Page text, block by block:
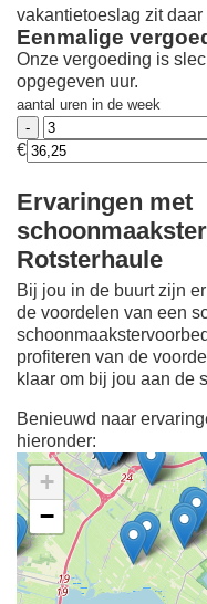
vakantietoeslag zit
Eenmalige
Onze vergoeding is
opgegeven uur.
aantal uren in de week
€
Ervaringen met
Rotsterhaule
Bij jou in de buurt zijn er
de voordelen van een
profiteren van de
klaar om bij jou aan de
Benieuwd naar
hieronder:
Ontdek meer
jou in de
+
−